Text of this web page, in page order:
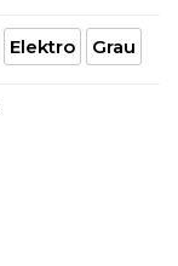
Elektro Grau